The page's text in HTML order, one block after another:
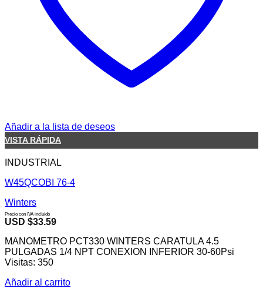
Añadir a la lista de deseos
VISTA RÁPIDA
INDUSTRIAL
W45QCOBI 76-4
Winters
Precio con IVA incluido
USD $33.59
MANOMETRO PCT330 WINTERS CARATULA 4.5
PULGADAS 1/4 NPT CONEXION INFERIOR 30-60Psi
Visitas: 350
Añadir al carrito